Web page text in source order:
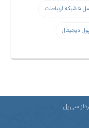
ارتباطات
دیجیتال
سی‌پل